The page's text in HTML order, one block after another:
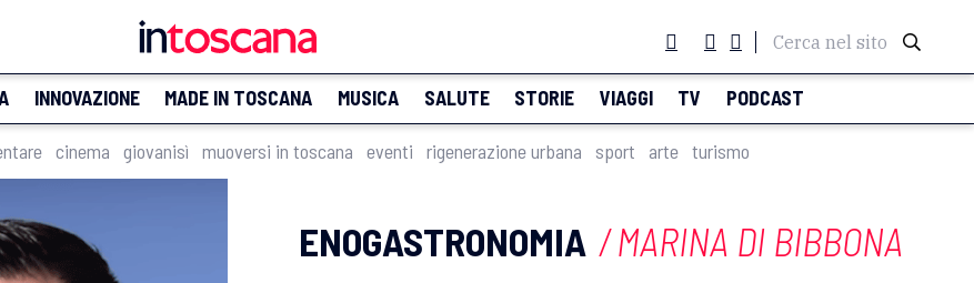
Cerca nel sito
INNOVAZIONE MADE IN TOSCANA MUSICA SALUTE STORIE VIAGGI TV PODCAST
cinema giovanisì muoversi in toscana eventi rigenerazione urbana sport arte turismo
ENOGASTRONOMIA /MARINA DI BIBBONA